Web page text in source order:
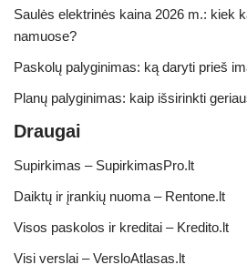
Saulės elektrinės kaina 2026 m.: kiek
namuose?
Paskolų palyginimas: ką daryti prieš
Planų palyginimas: kaip išsirinkti
Draugai
Supirkimas – SupirkimasPro.lt
Daiktų ir įrankių nuoma – Rentone.lt
Visos paskolos ir kreditai – Kredito.lt
Visi verslai – VersloAtlasas.lt